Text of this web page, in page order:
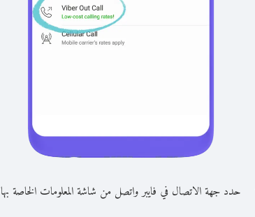
حدد جهة الاتصال في فايبر واتصل من شاشة المعلومات الخاصة بها